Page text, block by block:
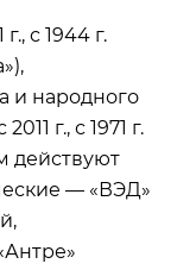
с 1944 г.
и народного
г., с 1971 г.
действуют
— «ВЭД»